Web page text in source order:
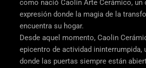
como nació Caolin Arte Cerámico, un
expresión donde la magia de la
encuentra su hogar.
Desde aquel momento, Caolin
epicentro de actividad ininterrumpida,
donde las puertas siempre están